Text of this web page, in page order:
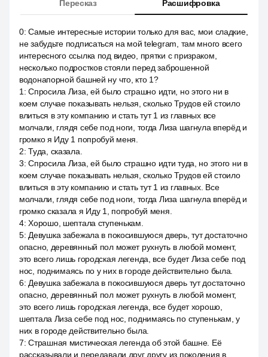
Пересказ Расшифровка
0:Самые интересные истории только для вас, мои сладкие,
не забудьте подписаться на мой telegram, там много всего
интересного ссылка под видео, прятки с призраком,
несколько подростков стояли перед заброшенной
водонапорной башней ну что, кто 1?
1 :Спросила Лиза, ей было страшно идти, но этого ни в
коем случае показывать нельзя, сколько Трудов ей стоило
влиться в эту компанию и стать тут 1 из главных все
молчали, глядя себе под ноги, тогда Лиза шагнула вперёд и
громко я Иду 1 попробуй меня.
2:Туда, сказала.
3:Спросила Лиза, ей было страшно идти туда, но этого ни в
коем случае показывать нельзя, сколько Трудов ей стоило
влиться в эту компанию и стать тут 1 из главных. Все
молчали, глядя себе под ноги, тогда Лиза шагнула вперёд и
громко сказала я Иду 1, попробуй меня.
4:Хорошо, шептала ступенькам.
5: Девушка забежала в покосившуюся дверь, тут достаточно
опасно, деревянный пол может рухнуть в любой момент,
это всего лишь городская легенда, все будет Лиза себе под
нос, поднимаясь по у них в городе действительно была.
6: Девушка забежала в покосившуюся дверь тут достаточно
опасно, деревянный пол может рухнуть в любой момент,
это всего лишь городская легенда, все будет хорошо,
шептала Лиза себе под нос, поднимаясь по ступенькам, у
них в городе действительно была.
7:Страшная мистическая легенда об этой башне. Её
рассказывали и передавали друг другу из поколения в